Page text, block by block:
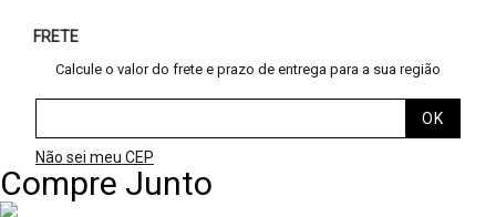
FRETE
Calcule o valor do frete e prazo de entrega para a sua região
Não sei meu CEP
Compre Junto